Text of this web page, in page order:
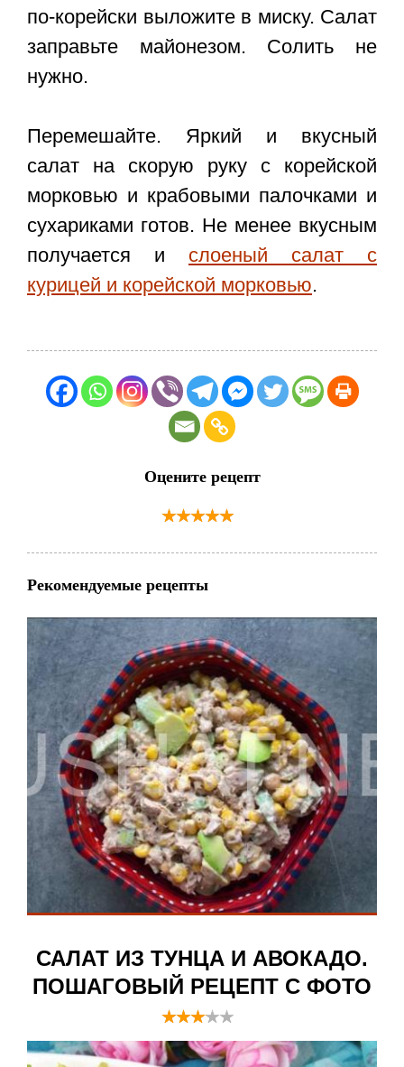
по-корейски выложите в миску. Салат
заправьте майонезом. Солить не
нужно.
Перемешайте. Яркий и вкусный
салат на скорую руку с корейской
морковью и крабовыми палочками и
сухариками готов. Не менее вкусным
получается и слоеный салат с
курицей и корейской морковью.
Оцените рецепт
Рекомендуемые рецепты
САЛАТ ИЗ ТУНЦА И АВОКАДО.
ПОШАГОВЫЙ РЕЦЕПТ С ФОТО